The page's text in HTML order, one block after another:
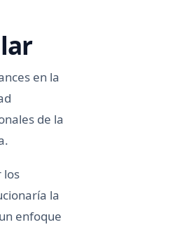
en la
de la
los
la
enfoque